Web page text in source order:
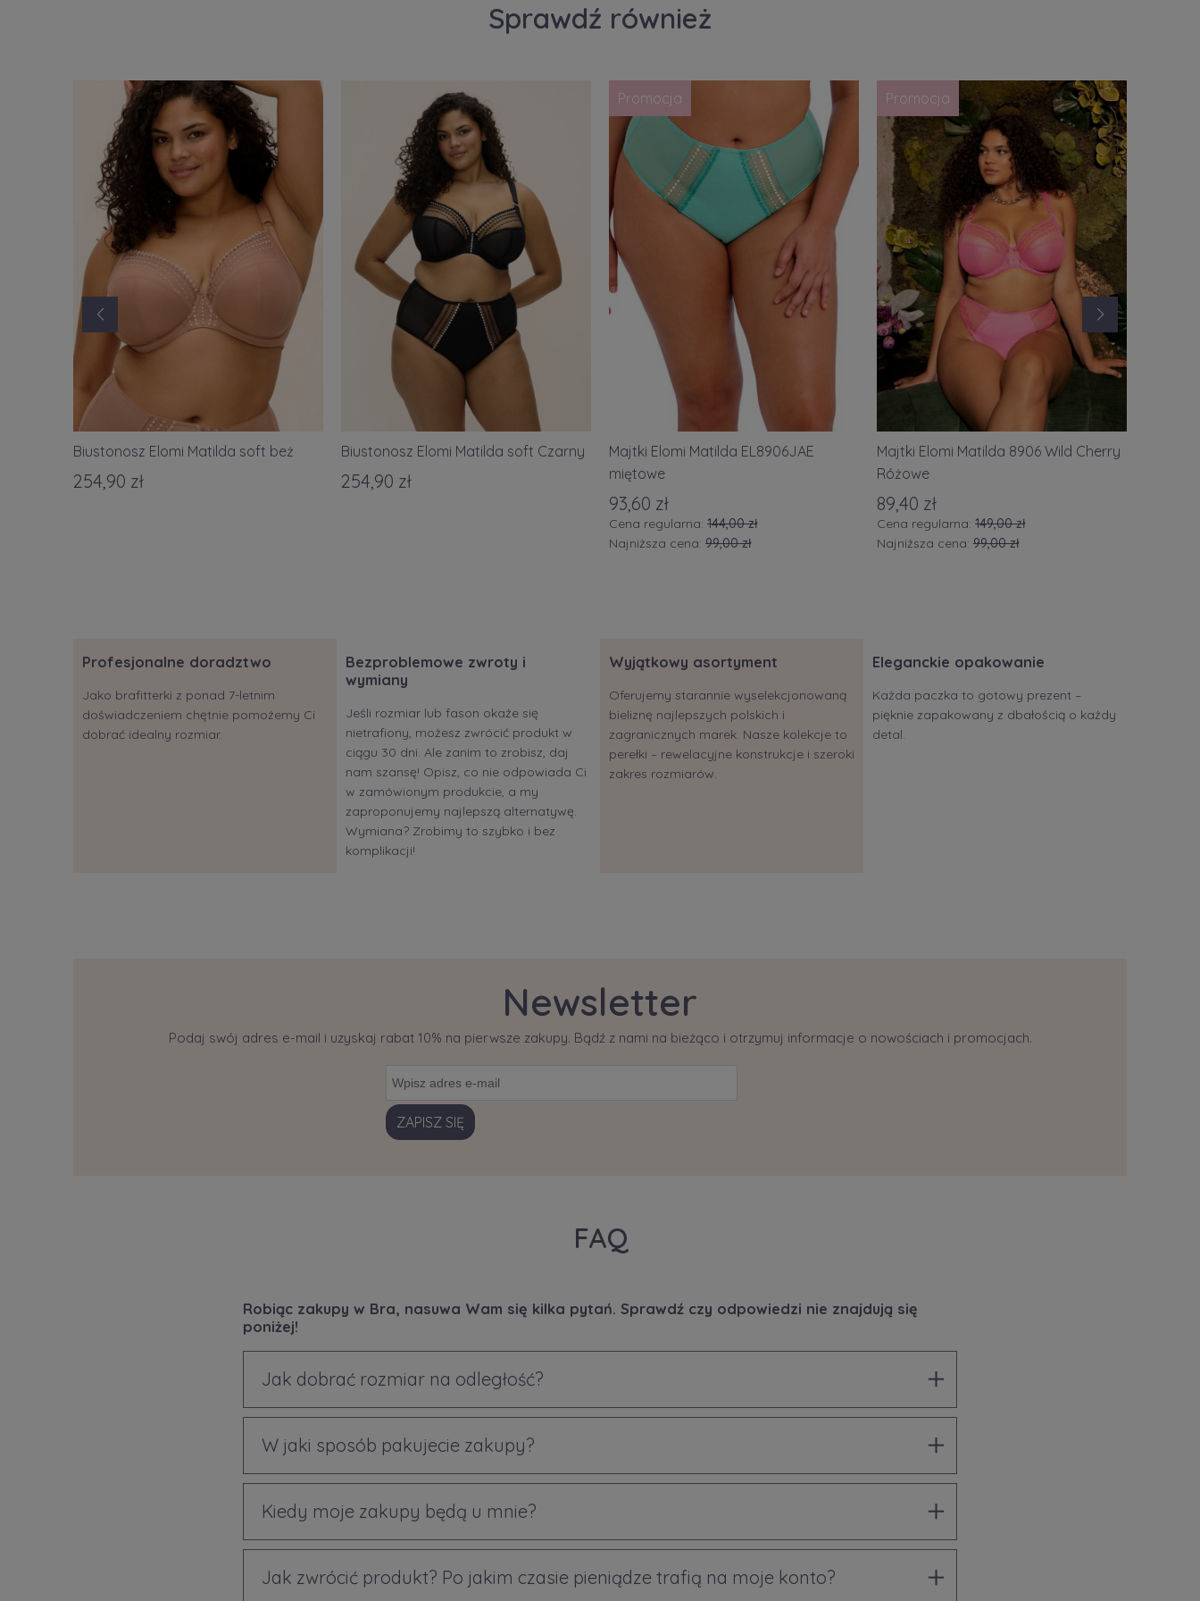
Sprawdź również
Biustonosz Elomi Matilda soft beż
254,90 zł
Biustonosz Elomi Matilda soft Czarny
254,90 zł
Majtki Elomi Matilda EL8906JAE
miętowe
93,60 zł
Cena regularna: 144,00 zł
Najniższa cena: 99,00 zł
Promocja
Majtki Elomi Matilda 8906 Wild Cherry
Różowe
89,40 zł
Cena regularna: 149,00 zł
Najniższa cena: 99,00 zł
Promocja
Profesjonalne doradztwo
Jako brafitterki z ponad 7-letnim
doświadczeniem chętnie pomożemy Ci
dobrać idealny rozmiar.
Bezproblemowe zwroty i
wymiany
Jeśli rozmiar lub fason okaże się
nietrafiony, możesz zwrócić produkt w
ciągu 30 dni. Ale zanim to zrobisz, daj
nam szansę! Opisz, co nie odpowiada Ci
w zamówionym produkcie, a my
zaproponujemy najlepszą alternatywę.
Wymiana? Zrobimy to szybko i bez
komplikacji!
Wyjątkowy asortyment
Oferujemy starannie wyselekcjonowaną
bieliznę najlepszych polskich i
zagranicznych marek. Nasze kolekcje to
perełki – rewelacyjne konstrukcje i szeroki
zakres rozmiarów.
Eleganckie opakowanie
Każda paczka to gotowy prezent –
pięknie zapakowany z dbałością o każdy
detal.
Newsletter
Podaj swój adres e-mail i uzyskaj rabat 10% na pierwsze zakupy. Bądź z nami na bieżąco i otrzymuj informacje o nowościach i promocjach.
ZAPISZ SIĘ
FAQ
Robiąc zakupy w Bra, nasuwa Wam się kilka pytań. Sprawdź czy odpowiedzi nie znajdują się
poniżej!
Jak dobrać rozmiar na odległość?
W jaki sposób pakujecie zakupy?
Kiedy moje zakupy będą u mnie?
Jak zwrócić produkt? Po jakim czasie pieniądze trafią na moje konto?